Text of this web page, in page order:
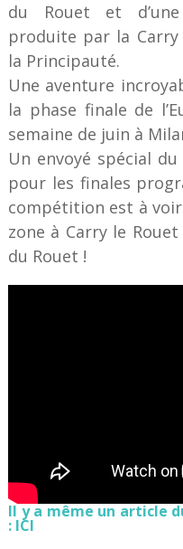
du Rouet et
produite par la
la Principauté.
Une aventure
la phase finale de
semaine de juin à
Un envoyé spécial
pour les finales
compétition est à
zone à Carry le
du Rouet !
Il y a même un article
: ICI